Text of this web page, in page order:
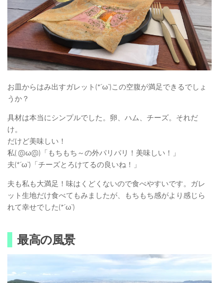
お皿からはみ出すガレット(*´ω`)この空腹が満足できるでしょ
うか？
具材は本当にシンプルでした。卵、ハム、チーズ。それだ
け。
だけど美味しい！
私( @ω@)「もちもち～の外パリパリ！美味しい！」
夫(*´ω`)「チーズとろけてるの良いね！」
夫も私も大満足！味はくどくないので食べやすいです。ガレ
ット生地だけ食べてもみましたが、もちもち感がより感じら
れて幸せでした(*´ω`)
最高の風景